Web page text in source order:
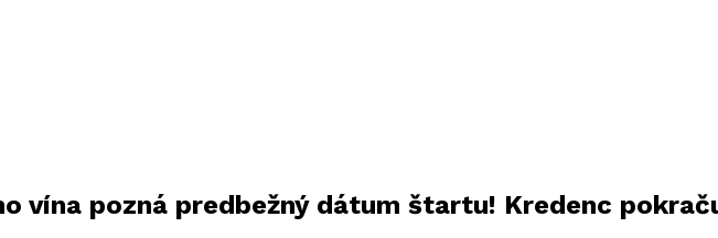
vína pozná predbežný dátum štartu! Kredenc